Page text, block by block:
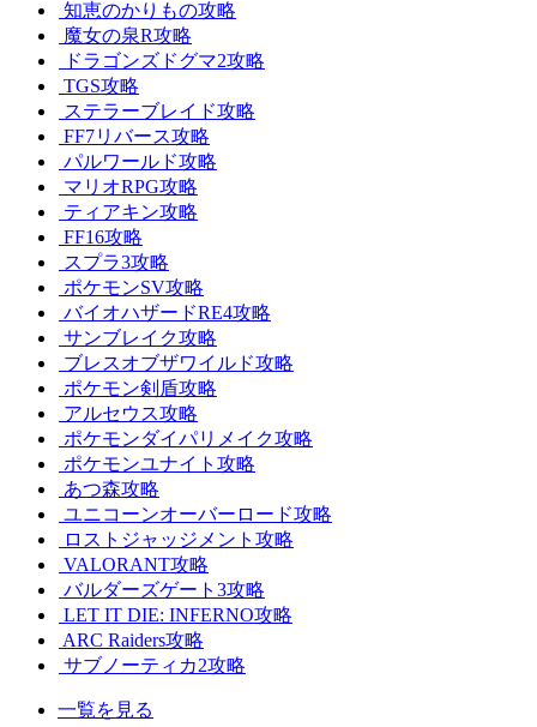
知恵のかりもの攻略
魔女の泉R攻略
ドラゴンズドグマ2攻略
TGS攻略
ステラーブレイド攻略
FF7リバース攻略
パルワールド攻略
マリオRPG攻略
ティアキン攻略
FF16攻略
スプラ3攻略
ポケモンSV攻略
バイオハザードRE4攻略
サンブレイク攻略
ブレスオブザワイルド攻略
ポケモン剣盾攻略
アルセウス攻略
ポケモンダイパリメイク攻略
ポケモンユナイト攻略
あつ森攻略
ユニコーンオーバーロード攻略
ロストジャッジメント攻略
VALORANT攻略
バルダーズゲート3攻略
LET IT DIE: INFERNO攻略
ARC Raiders攻略
サブノーティカ2攻略
一覧を見る